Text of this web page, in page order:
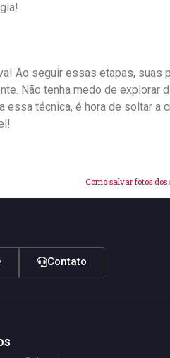
Ao seguir essas etapas, suas
Não tenha medo de explorar
técnica, é‌ hora de soltar a
Como salvar fotos
Contato